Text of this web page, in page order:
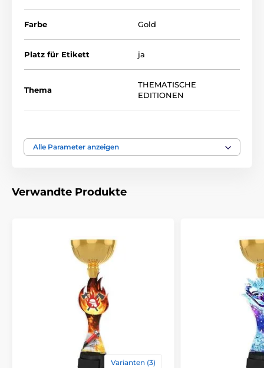
Farbe Gold
Platz für Etikett ja
Thema
THEMATISCHE
EDITIONEN
Emblems
Alle Parameter anzeigen
Verwandte Produkte
Varianten (3)